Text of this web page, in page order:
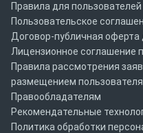
Правила для пользователей
Пользовательское
Договор-публичная оферта
Лицензионное соглашение
Правила рассмотрения
размещением
Правообладателям
Рекомендательные
Политика обработки